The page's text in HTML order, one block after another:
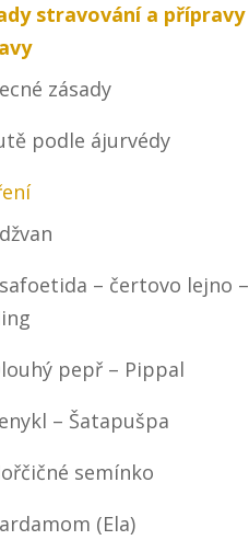
stravování a přípravy
zásady
podle ájurvédy
– čertovo lejno –
pepř – Pippal
– Šatapušpa
semínko
(Ela)